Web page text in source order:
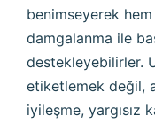
benimseyerek
damgalanma ile
destekleyebilirler.
etiketlemek değil,
iyileşme, yargısız